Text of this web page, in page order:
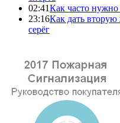
02:41Как часто
23:16Как дать вторую
серёг